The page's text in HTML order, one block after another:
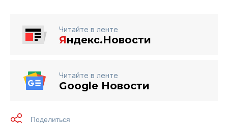
Читайте в ленте
Яндекс.Новости
Читайте в ленте
Google Новости